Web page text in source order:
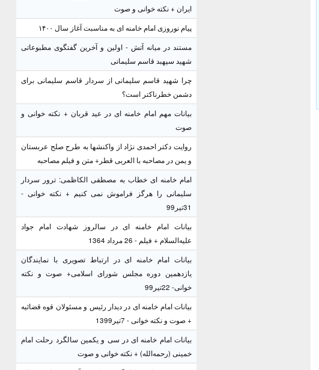
ایران + نکته خوانی و صوت
پیام نوروزی امام خامنه ای به مناسبت آغاز سال ۱۴۰۰
مستند در میانه آتش - اولین و آخرین گفتگوی مطبوعاتی
شهید سپهبد قاسم سلیمانی
چرا شهید قاسم سلیمانی از سردار قاسم سلیمانی برای
دشمن خطرناکتر است؟
بیانات مهم امام خامنه ای در عید قربان + نکته خوانی و
صوت
روایت دکتر احمدی نژاد از واکنشها به طرح صلح عربستان
و یمن در مصاحبه با العربی قطر+ متن و فیلم مصاحبه
امام خامنه ای خطاب به مصطفی الکاظمی: ترور سردار
سلیمانی را هرگز فراموش نمی کنیم + نکته خوانی -
31تیر99
بیانات امام خامنه ای در سالروز شهادت امام جواد
علیه‌السلام + فیلم - 26 مرداد 1364
بیانات امام خامنه ای در ارتباط تصویری با نمایندگان
یازدهمین دوره مجلس شورای اسلامی+ صوت و نکته
خوانی- 22تیر99
بیانات امام خامنه ای در دیدار رئیس و مسئولان قوه قضائیه
+ صوت و نکته خوانی - 7تیر1399
بیانات امام خامنه ای در سی و یکمین سالگرد رحلت امام
خمینی (رحمه‌الله) + نکته خوانی و صوت